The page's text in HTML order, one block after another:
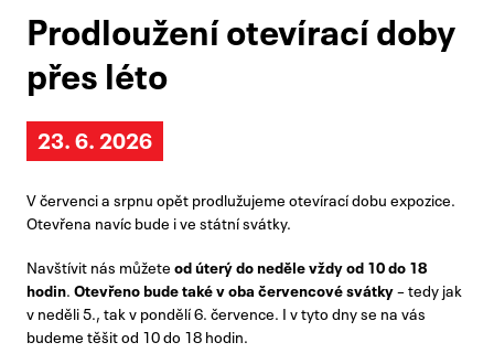
Prodloužení otevírací doby
přes léto
23. 6. 2026
V červenci a srpnu opět prodlužujeme otevírací dobu expozice.
Otevřena navíc bude i ve státní svátky.
Navštívit nás můžete od úterý do neděle vždy od 10 do 18
hodin Otevřeno bude také v oba červencové svátky– tedy jak
v neděli 5., tak v pondělí 6. července. I v tyto dny se na vás
budeme těšit od 10 do 18 hodin.